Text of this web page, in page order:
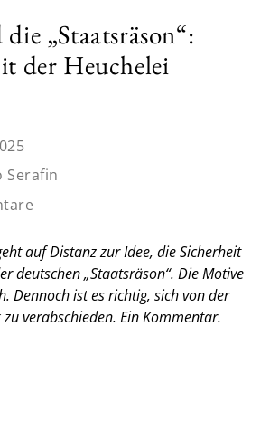
„Staatsräson“:
der Heuchelei
Serafin
auf Distanz zur Idee, die Sicherheit
deutschen „Staatsräson“. Die Motive
Dennoch ist es richtig, sich von der
verabschieden. Ein Kommentar.